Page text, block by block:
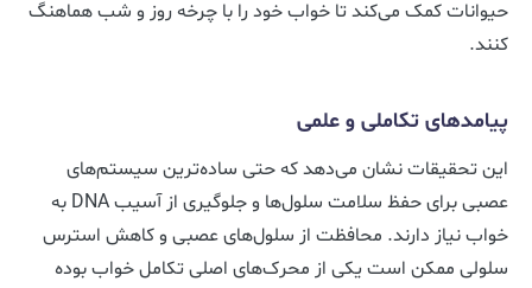
حیوانات کمک می‌کند تا خواب خود را با چرخه روز و شب هماهنگ
کنند.
پیامدهای تکاملی و علمی
این تحقیقات نشان می‌دهد که حتی ساده‌ترین سیستم‌های
عصبی برای حفظ سلامت سلول‌ها و جلوگیری از آسیب DNA به
خواب نیاز دارند. محافظت از سلول‌های عصبی و کاهش استرس
سلولی ممکن است یکی از محرک‌های اصلی تکامل خواب بوده